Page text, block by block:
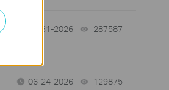
07-31-2026 287587
06-24-2026 129875